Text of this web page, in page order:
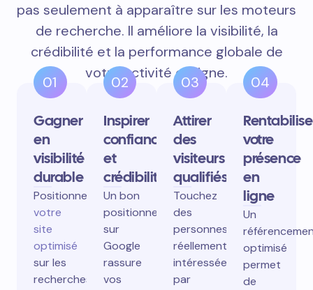
pas seulement à apparaître sur les moteurs
de recherche. Il améliore la visibilité, la
crédibilité et la performance globale de
votre activité en ligne.
01
Gagner
en
visibilité
durable
Positionnez
votre
site
optimisé
sur les
recherches
02
Inspirer
confiance
et
crédibilité
Un bon
positionnement
sur
Google
rassure
vos
03
Attirer
des
visiteurs
qualifiés
Touchez
des
personnes
réellement
intéressées
par
04
votre
présence
en
ligne
Un
optimisé
permet
de